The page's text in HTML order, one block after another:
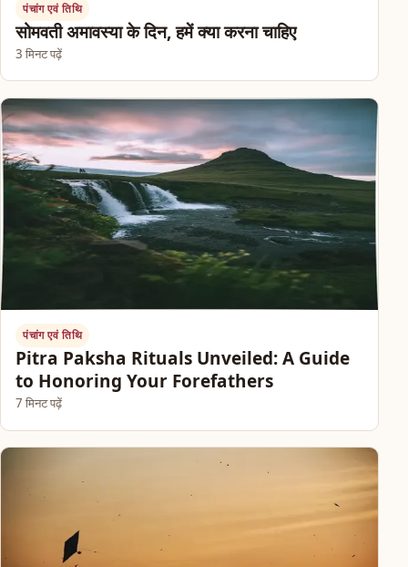
पंचांग एवं तिथि
सोमवती अमावस्या के दिन, हमें क्या करना चाहिए
3 मिनट पढ़ें
पंचांग एवं तिथि
Pitra Paksha Rituals Unveiled: A Guide
to Honoring Your Forefathers
7 मिनट पढ़ें